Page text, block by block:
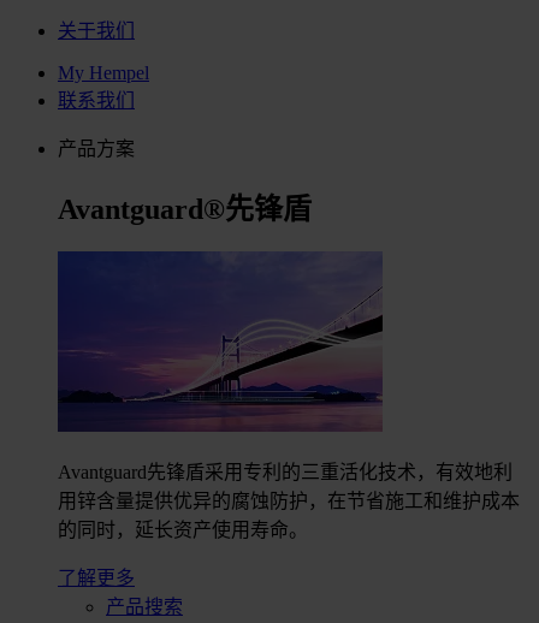
关于我们
My Hempel
联系我们
产品方案
Avantguard®先锋盾
Avantguard先锋盾采用专利的三重活化技术，有效地利
用锌含量提供优异的腐蚀防护，在节省施工和维护成本
的同时，延长资产使用寿命。
了解更多
产品搜索